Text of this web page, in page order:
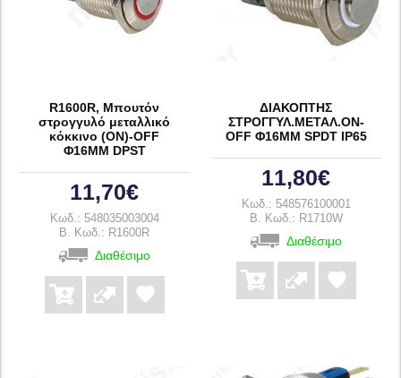
R1600R, Μπουτόν
στρογγυλό μεταλλικό
κόκκινο (ON)-OFF
Φ16ΜΜ DPST
11,70€
Κωδ.: 548035003004
B. Κωδ.: R1600R
Διαθέσιμο
ΔΙΑΚΟΠΤΗΣ
ΣΤΡΟΓΓΥΛ.ΜΕΤΑΛ.ON-
OFF Φ16ΜΜ SPDT IP65
11,80€
Κωδ.: 548576100001
B. Κωδ.: R1710W
Διαθέσιμο